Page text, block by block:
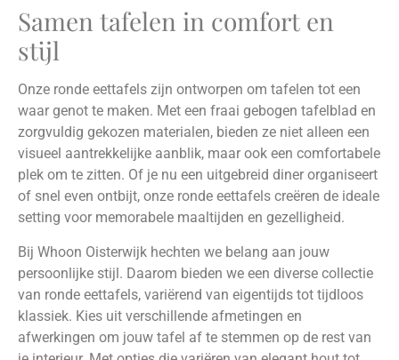
Samen tafelen in comfort en
stijl
Onze ronde eettafels zijn ontworpen om tafelen tot een
waar genot te maken. Met een fraai gebogen tafelblad en
zorgvuldig gekozen materialen, bieden ze niet alleen een
visueel aantrekkelijke aanblik, maar ook een comfortabele
plek om te zitten. Of je nu een uitgebreid diner organiseert
of snel even ontbijt, onze ronde eettafels creëren de ideale
setting voor memorabele maaltijden en gezelligheid.
Bij Whoon Oisterwijk hechten we belang aan jouw
persoonlijke stijl. Daarom bieden we een diverse collectie
van ronde eettafels, variërend van eigentijds tot tijdloos
klassiek. Kies uit verschillende afmetingen en
afwerkingen om jouw tafel af te stemmen op de rest van